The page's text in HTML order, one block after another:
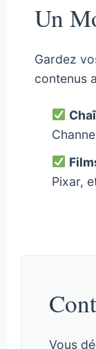
Un
Gardez
contenus
Pixar,
Vous